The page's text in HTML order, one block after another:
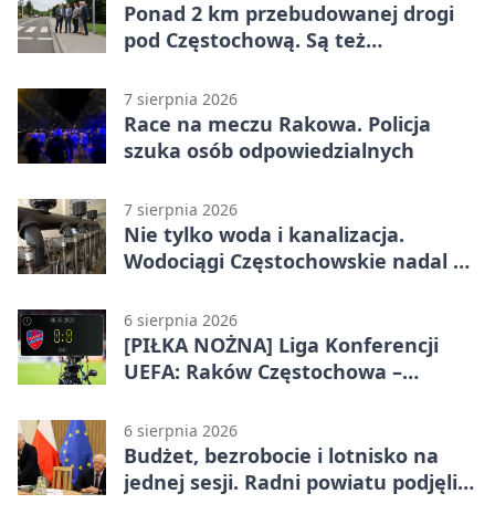
Ponad 2 km przebudowanej drogi
pod Częstochową. Są też
7 sierpnia 2026
Race na meczu Rakowa. Policja
szuka osób odpowiedzialnych
7 sierpnia 2026
Nie tylko woda i kanalizacja.
Wodociągi Częstochowskie nadal w
6 sierpnia 2026
[PIŁKA NOŻNA] Liga Konferencji
UEFA: Raków Częstochowa –
meczu III rundy eliminacji
6 sierpnia 2026
Budżet, bezrobocie i lotnisko na
jednej sesji. Radni powiatu podjęli